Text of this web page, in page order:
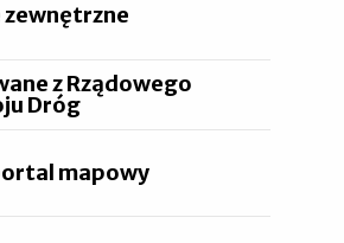
zewnętrzne
z Rządowego
Dróg
mapowy